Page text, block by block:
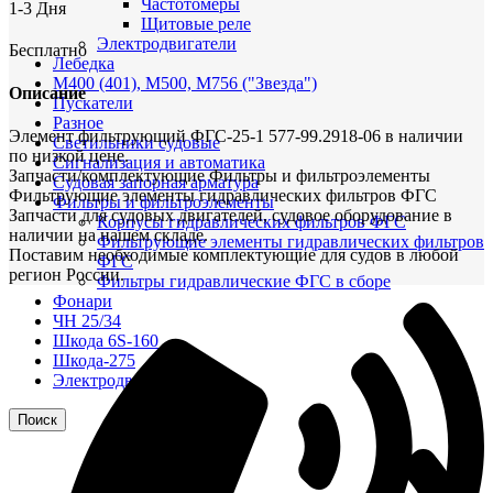
Частотомеры
Щитовые реле
Электродвигатели
Лебедка
М400 (401), М500, М756 ("Звезда")
Пускатели
Разное
Светильники судовые
Сигнализация и автоматика
Судовая запорная арматура
Фильтры и фильтроэлементы
Корпусы гидравлических фильтров ФГС
Фильтрующие элементы гидравлических фильтров
ФГС
Фильтры гидравлические ФГС в сборе
Фонари
ЧН 25/34
Шкода 6S-160
Шкода-275
Электродвигатели
Поиск
1-3 Дня
Бесплатно
Описание
Элемент фильтрующий ФГС-25-1 577-99.2918-06 в наличии
по низкой цене.
Запчасти/комплектующие Фильтры и фильтроэлементы
Фильтрующие элементы гидравлических фильтров ФГС
Запчасти для судовых двигателей, судовое оборудование в
наличии на нашем складе.
Поставим необходимые комплектующие для судов в любой
регион России.